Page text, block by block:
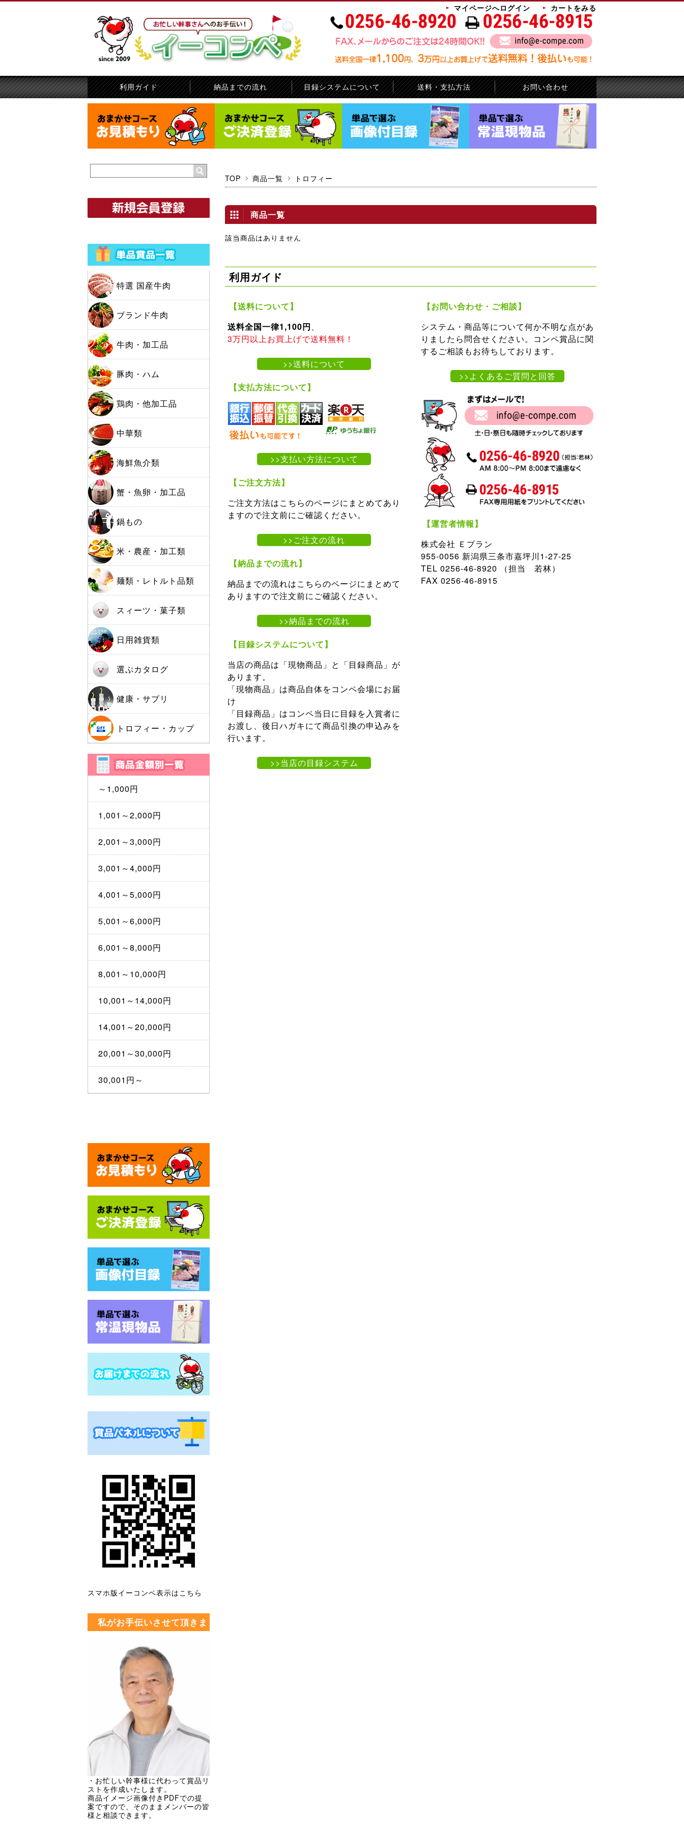
マイページへログイン カートをみる
利用ガイド 納品までの流れ 目録システムについて 送料・支払方法 お問い合わせ
賞名指定の方法 お問い合せ サイトマップ
TOP 商品一覧 トロフィー
商品一覧
該当商品はありません
利用ガイド
【送料について】
送料全国一律1,100円、
3万円以上お買上げで送料無料！
>>送料について
【支払方法について】
>>支払い方法について
【ご注文方法】
ご注文方法はこちらのページにまとめてあり
ますので注文前にご確認ください。
>>ご注文の流れ
【納品までの流れ】
納品までの流れはこちらのページにまとめて
ありますので注文前にご確認ください。
>>納品までの流れ
【目録システムについて】
当店の商品は「現物商品」と「目録商品」が
あります。
「現物商品」は商品自体をコンペ会場にお届
け
「目録商品」はコンペ当日に目録を入賞者に
お渡し、後日ハガキにて商品引換の申込みを
行います。
>>当店の目録システム
【お問い合わせ・ご相談】
システム・商品等について何か不明な点があ
りましたら問合せください。コンペ賞品に関
するご相談もお待ちしております。
>>よくあるご質問と回答
【運営者情報】
株式会社 Ｅプラン
955-0056 新潟県三条市嘉坪川1-27-25
TEL 0256-46-8920 （担当 若林）
FAX 0256-46-8915
特選 国産牛肉
ブランド牛肉
牛肉・加工品
豚肉・ハム
鶏肉・他加工品
中華類
海鮮魚介類
蟹・魚卵・加工品
鍋もの
米・農産・加工類
麺類・レトルト品類
スィーツ・菓子類
日用雑貨類
選ぶカタログ
健康・サプリ
トロフィー・カップ
～1,000円
1,001～2,000円
2,001～3,000円
3,001～4,000円
4,001～5,000円
5,001～6,000円
6,001～8,000円
8,001～10,000円
10,001～14,000円
14,001～20,000円
20,001～30,000円
30,001円～
スマホ版イーコンペ表示はこちら
私がお手伝いさせて頂きま
・お忙しい幹事様に代わって賞品リ
ストを作成いたします。
商品イメージ画像付きPDFでの提
案ですので、そのままメンバーの皆
様と相談できます。